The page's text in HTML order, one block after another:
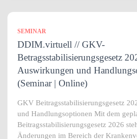
SEMINAR
DDIM.virtuell // GKV-
Betragsstabilisierungsgesetz
Auswirkungen und
(Seminar | Online)
GKV Beitragsstabilisierungsgesetz
und Handlungsoptionen Mit dem
Beitragsstabilisierungsgesetz 2026
Änderungen im Bereich der